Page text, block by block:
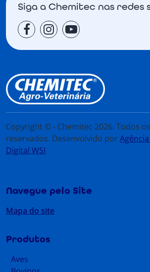
Siga a Chemitec nas redes
Copyright © - Chemitec 2026. Todos
reservados. Desenvolvido por
Digital WSI
Navegue pelo Site
Mapa do site
Produtos
Aves